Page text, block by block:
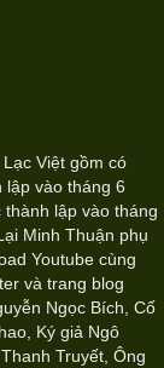
Việt gồm có
lập vào tháng 6
thành lập vào tháng
Minh Thuận phụ
Youtube cùng
và trang blog
Ngọc Bích, Cố
Ký giả Ngô
Truyết, Ông